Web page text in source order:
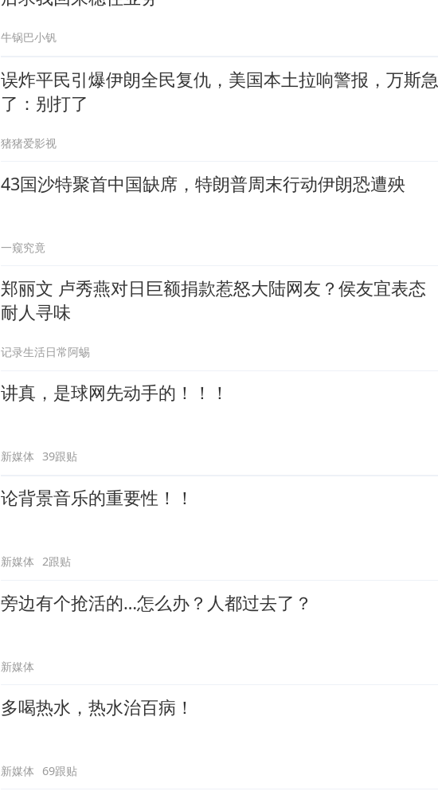
牛锅巴小钒
误炸平民引爆伊朗全民复仇，美国本土拉响警报，万斯急
了：别打了
猪猪爱影视
43国沙特聚首中国缺席，特朗普周末行动伊朗恐遭殃
一窥究竟
郑丽文 卢秀燕对日巨额捐款惹怒大陆网友？侯友宜表态
耐人寻味
记录生活日常阿蜴
讲真，是球网先动手的！！！
新媒体 39跟贴
论背景音乐的重要性！！
新媒体 2跟贴
旁边有个抢活的…怎么办？人都过去了？
新媒体
多喝热水，热水治百病！
新媒体 69跟贴